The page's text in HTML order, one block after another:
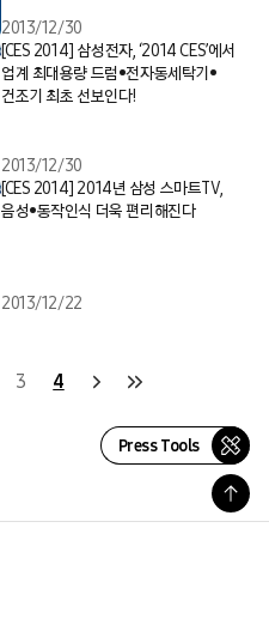
2013/12/30
[CES 2014] 삼성전자, ‘2014 CES’에서
업계 최대용량 드럼•전자동세탁기•
건조기 최초 선보인다!
2013/12/30
[CES 2014] 2014년 삼성 스마트TV,
음성•동작인식 더욱 편리해진다
2013/12/22
3 4
Press Tools